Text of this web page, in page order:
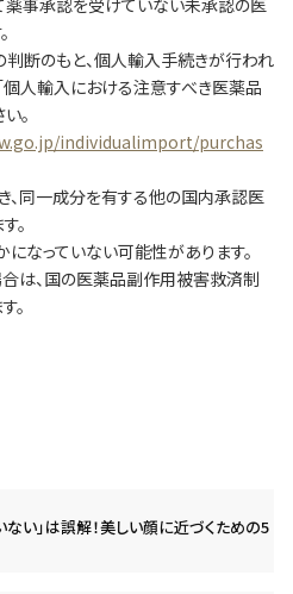
薬事承認を受けていない未承認の医
判断のもと、個人輸入手続きが行われ
個人輸入における注意すべき医薬品
。
individualimport/purchas
、同一成分を有する他の国内承認医
。
なっていない可能性があります。
は、国の医薬品副作用被害救済制
。
い」は誤解！美しい顔に近づくための5